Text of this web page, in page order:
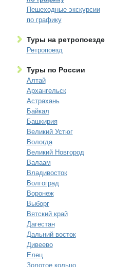
Пешеходные экскурсии
по графику
Туры на ретропоезде
Ретропоезд
Туры по России
Алтай
Архангельск
Астрахань
Байкал
Башкирия
Великий Устюг
Вологда
Великий Новгород
Валаам
Владивосток
Волгоград
Воронеж
Выборг
Вятский край
Дагестан
Дальний восток
Дивеево
Елец
Золотое кольцо